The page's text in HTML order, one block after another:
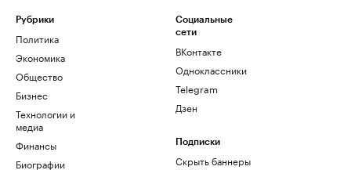
Рубрики
Политика
Экономика
Общество
Бизнес
Технологии и
медиа
Финансы
Биографии
Социальные
сети
ВКонтакте
Одноклассники
Telegram
Дзен
Подписки
Скрыть баннеры